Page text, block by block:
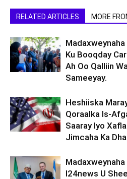
RELATED ARTICLES MORE
Ku Booqday
Ah Oo Qalliin
Sameeyay.
Heshiiska
Qoraalka Is-
Saaray Iyo
Jimcaha Ka
I24news U